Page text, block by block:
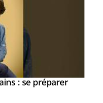
: se préparer